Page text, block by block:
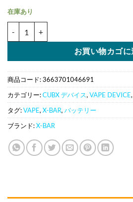
在庫あり
お買い物カゴに
商品コード:3663701046691
カテゴリー:CUBX デバイス, VAPE DEVICE,
タグ:VAPE, X-BAR, バッテリー
ブランド:X-BAR